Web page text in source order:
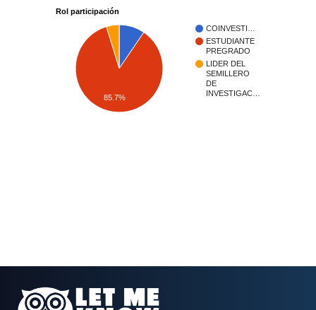
Rol participación
COINVESTI…
ESTUDIANTE
PREGRADO
LIDER DEL
SEMILLERO
DE
INVESTIGAC…
85.7%